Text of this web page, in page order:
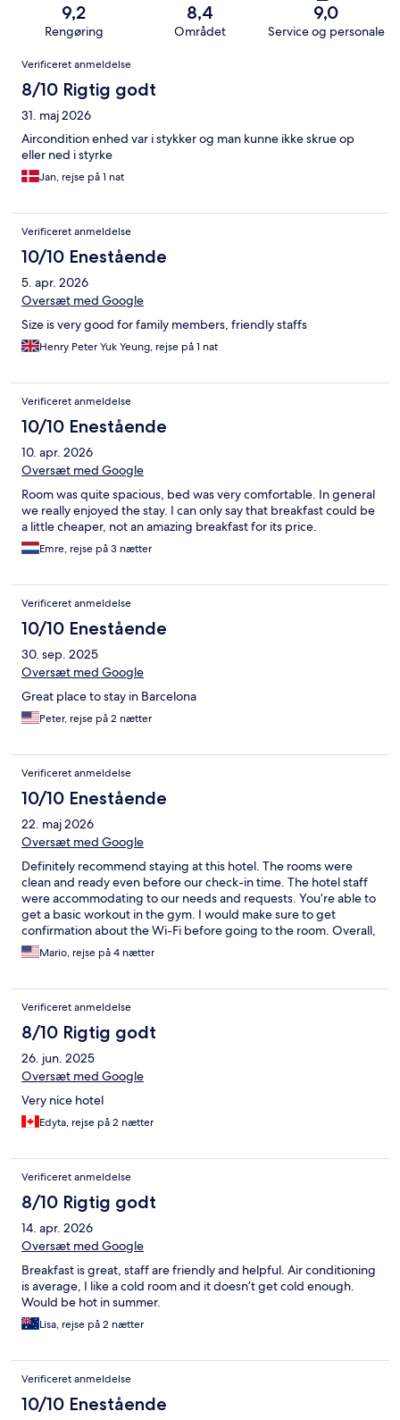
9,2
Rengøring
8,4
Området
9,0
Service og personale
Anmeldelser
Verificeret anmeldelse
8/10 Rigtig godt
31. maj 2026
Aircondition enhed var i stykker og man kunne ikke skrue op
eller ned i styrke
Jan, rejse på 1 nat
Verificeret anmeldelse
10/10 Enestående
5. apr. 2026
Oversæt med Google
Size is very good for family members, friendly staffs
Henry Peter Yuk Yeung, rejse på 1 nat
Verificeret anmeldelse
10/10 Enestående
10. apr. 2026
Oversæt med Google
Room was quite spacious, bed was very comfortable. In general
we really enjoyed the stay. I can only say that breakfast could be
a little cheaper, not an amazing breakfast for its price.
Emre, rejse på 3 nætter
Verificeret anmeldelse
10/10 Enestående
30. sep. 2025
Oversæt med Google
Great place to stay in Barcelona
Peter, rejse på 2 nætter
Verificeret anmeldelse
10/10 Enestående
22. maj 2026
Oversæt med Google
Definitely recommend staying at this hotel. The rooms were
clean and ready even before our check-in time. The hotel staff
were accommodating to our needs and requests. You’re able to
get a basic workout in the gym. I would make sure to get
confirmation about the Wi-Fi before going to the room. Overall,
it was great stay.
Mario, rejse på 4 nætter
Verificeret anmeldelse
8/10 Rigtig godt
26. jun. 2025
Oversæt med Google
Very nice hotel
Edyta, rejse på 2 nætter
Verificeret anmeldelse
8/10 Rigtig godt
14. apr. 2026
Oversæt med Google
Breakfast is great, staff are friendly and helpful. Air conditioning
is average, I like a cold room and it doesn’t get cold enough.
Would be hot in summer.
Lisa, rejse på 2 nætter
Verificeret anmeldelse
10/10 Enestående